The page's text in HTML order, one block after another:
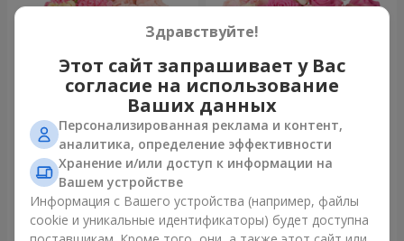
Цветы в коробке "Соломия"
2 066 грн
Композиция "Barbie"
2 532 грн
Здравствуйте!
Этот сайт запрашивает у Вас
согласие на использование
Ваших данных
Персонализированная реклама и контент,
аналитика, определение эффективности
Хранение и/или доступ к информации на
Вашем устройстве
Информация с Вашего устройства (например, файлы
cookie и уникальные идентификаторы) будет доступна